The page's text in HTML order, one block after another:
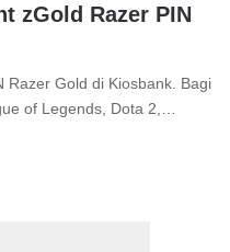
zGold Razer PIN
Razer Gold di Kiosbank. Bagi
of Legends, Dota 2,…